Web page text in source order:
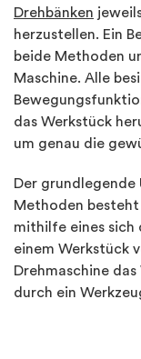
Drehbänken
herzustellen. Ein
beide Methoden
Maschine. Alle
das Werkstück
um genau die
Der grundlegende
Methoden besteht
mithilfe eines sich
einem Werkstück
Drehmaschine
durch ein